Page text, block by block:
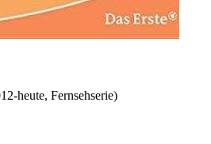
heute, Fernsehserie)